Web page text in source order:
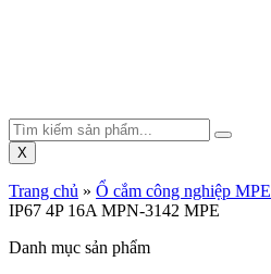
X
Trang chủ » Ổ cắm công nghiệp MPE
IP67 4P 16A MPN-3142 MPE
Danh mục sản phẩm